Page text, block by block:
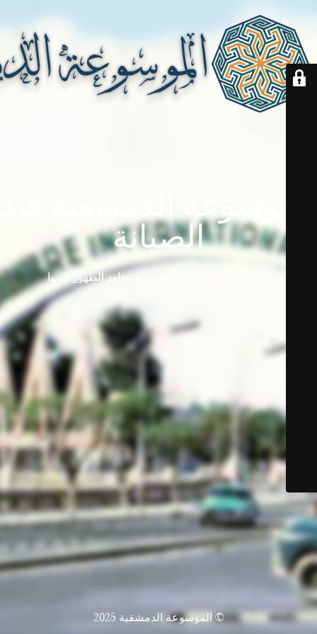
الصيانة
دامابيديا في إجازة للتطوير ... ستعاود الظهور قريباً
© الموسوعة الدمشقية 2025